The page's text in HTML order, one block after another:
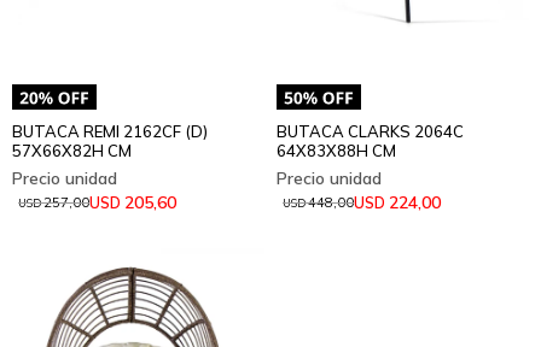
BUTACA REMI 2162CF (D)
57X66X82H CM
USD 205,60
USD257,00
BUTACA CLARKS 2064C
64X83X88H CM
USD 224,00
USD448,00